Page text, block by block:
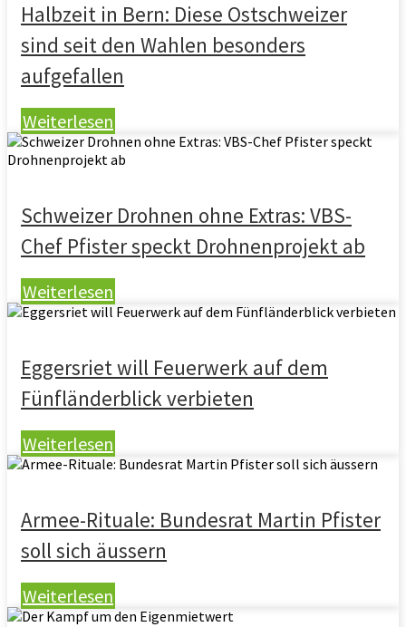
Halbzeit in Bern: Diese Ostschweizer
sind seit den Wahlen besonders
aufgefallen
Weiterlesen
Schweizer Drohnen ohne Extras: VBS-
Chef Pfister speckt Drohnenprojekt ab
Weiterlesen
Eggersriet will Feuerwerk auf dem
Fünfländerblick verbieten
Weiterlesen
Armee-Rituale: Bundesrat Martin Pfister
soll sich äussern
Weiterlesen